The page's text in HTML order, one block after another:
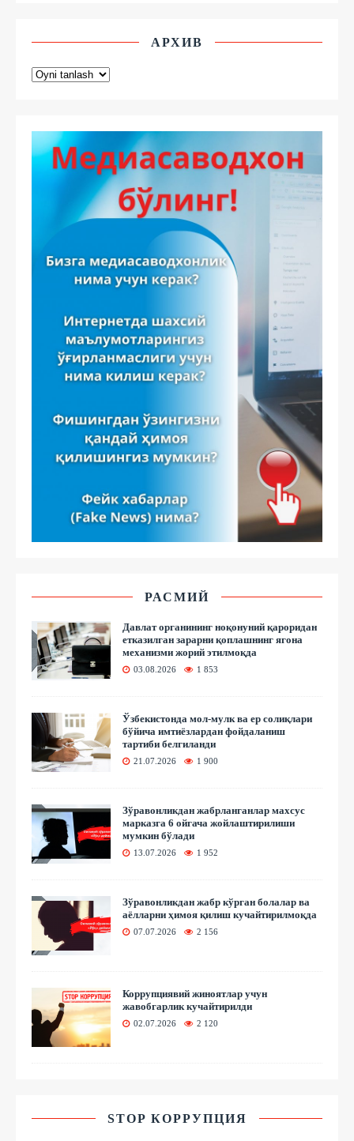
АРХИВ
РАСМИЙ
Давлат органининг ноқонуний қароридан
етказилган зарарни қоплашнинг ягона
механизми жорий этилмоқда
03.08.2026 1 853
Ўзбекистонда мол-мулк ва ер солиқлари
бўйича имтиёзлардан фойдаланиш
тартиби белгиланди
21.07.2026 1 900
Зўравонликдан жабрланганлар махсус
марказга 6 ойгача жойлаштирилиши
мумкин бўлади
13.07.2026 1 952
Зўравонликдан жабр кўрган болалар ва
аёлларни ҳимоя қилиш кучайтирилмоқда
07.07.2026 2 156
Коррупциявий жиноятлар учун
жавобгарлик кучайтирилди
02.07.2026 2 120
STOP КОРРУПЦИЯ